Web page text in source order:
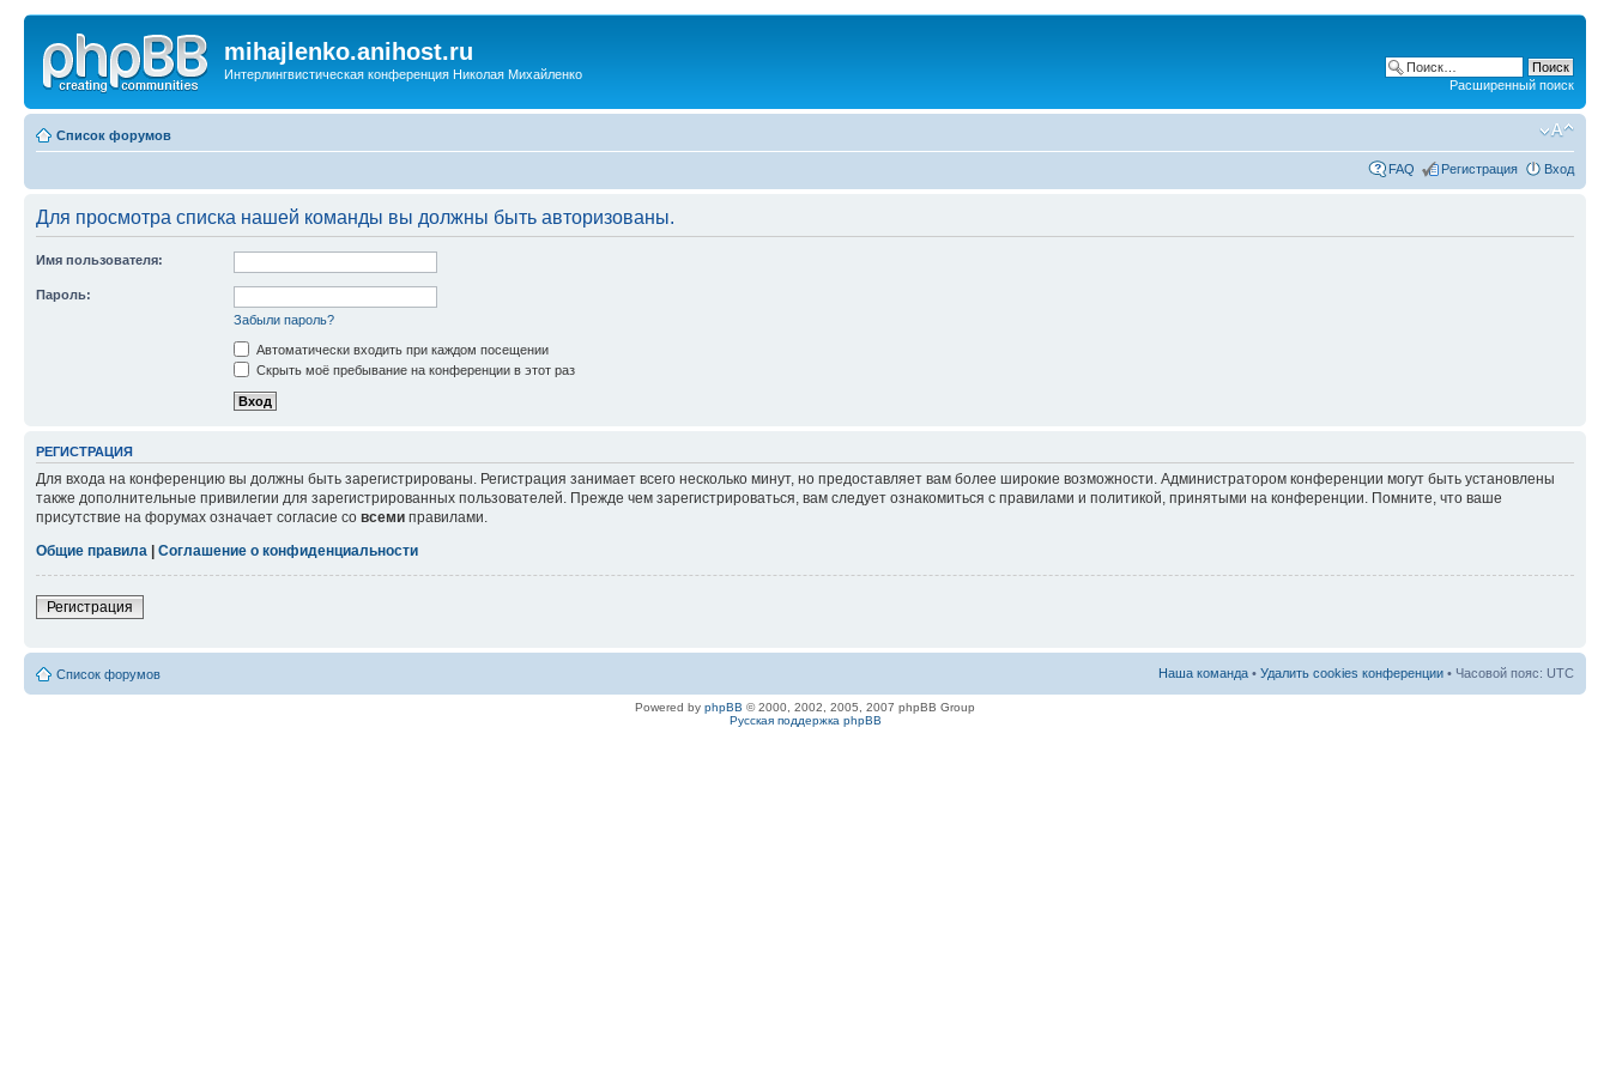
mihajlenko.anihost.ru
Интерлингвистическая конференция Николая Михайленко
Расширенный поиск
Список форумов
FAQ Регистрация Вход
Для просмотра списка нашей команды вы должны быть авторизованы.
Имя пользователя:
Пароль:
Забыли пароль?
Автоматически входить при каждом посещении
Скрыть моё пребывание на конференции в этот раз
РЕГИСТРАЦИЯ
Для входа на конференцию вы должны быть зарегистрированы. Регистрация занимает всего несколько минут, но предоставляет вам более широкие возможности. Администратором конференции могут быть установлены
также дополнительные привилегии для зарегистрированных пользователей. Прежде чем зарегистрироваться, вам следует ознакомиться с правилами и политикой, принятыми на конференции. Помните, что ваше
присутствие на форумах означает согласие со всеми правилами.
Общие правила
Соглашение о конфиденциальности
Регистрация
Список форумов Наша команда • Удалить cookies конференции • Часовой пояс: UTC
Powered by phpBB © 2000, 2002, 2005, 2007 phpBB Group
Русская поддержка phpBB